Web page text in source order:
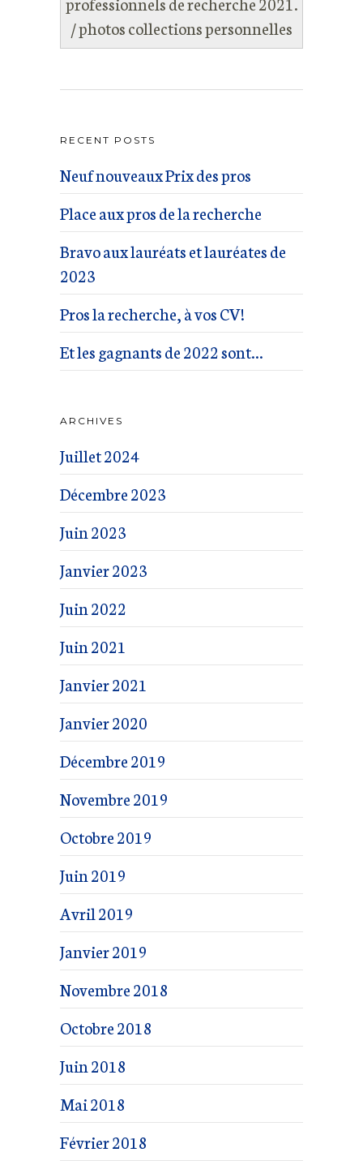
/ photos collections personnelles
RECENT POSTS
Neuf nouveaux Prix des pros
Place aux pros de la recherche
Bravo aux lauréats et lauréates de
2023
Pros la recherche, à vos CV!
Et les gagnants de 2022 sont…
ARCHIVES
Juillet 2024
Décembre 2023
Juin 2023
Janvier 2023
Juin 2022
Juin 2021
Janvier 2021
Janvier 2020
Décembre 2019
Novembre 2019
Octobre 2019
Juin 2019
Avril 2019
Janvier 2019
Novembre 2018
Octobre 2018
Juin 2018
Mai 2018
Février 2018